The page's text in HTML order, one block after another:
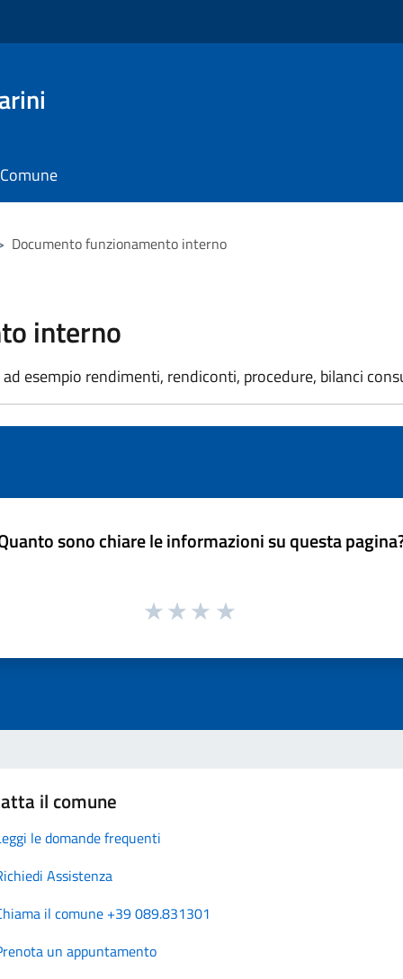
Documento funzionamento interno
interno
esempio rendimenti, rendiconti, procedure, bilanci
sono chiare le informazioni su questa
il comune
le domande frequenti
Assistenza
il comune +39 089.831301
un appuntamento